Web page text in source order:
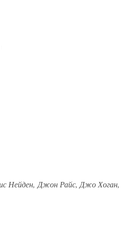
Нейден, Джон Райс, Джо Хоган,